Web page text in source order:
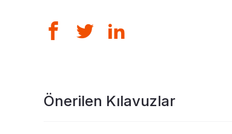
Önerilen Kılavuzlar